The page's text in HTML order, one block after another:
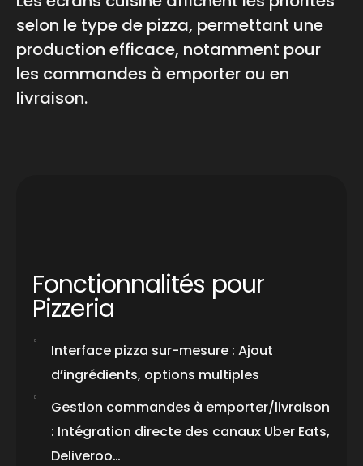
selon le type de pizza, permettant une
production efficace, notamment pour
les commandes à emporter ou en
livraison.
Fonctionnalités pour
Pizzeria
Interface pizza sur-mesure : Ajout
d’ingrédients, options multiples
Gestion commandes à emporter/livraison
: Intégration directe des canaux Uber Eats,
Deliveroo…